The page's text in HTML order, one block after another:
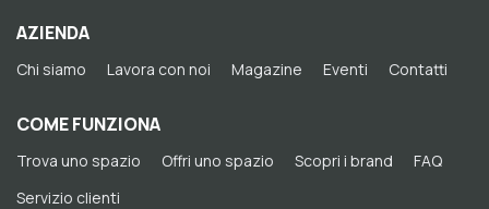
AZIENDA
Chi siamo Lavora con noi Magazine Eventi Contatti
COME FUNZIONA
Trova uno spazio Offri uno spazio Scopri i brand
FAQ
Servizio clienti